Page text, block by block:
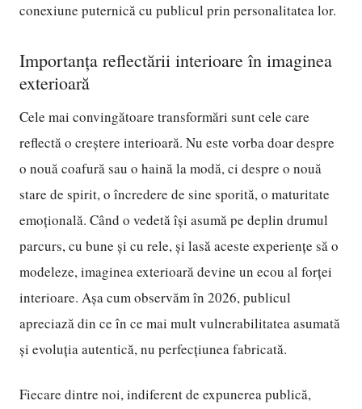
conexiune puternică cu publicul prin personalitatea lor.
Importanța reflectării interioare în imaginea
exterioară
Cele mai convingătoare transformări sunt cele care
reflectă o creștere interioară. Nu este vorba doar despre
o nouă coafură sau o haină la modă, ci despre o nouă
stare de spirit, o încredere de sine sporită, o maturitate
emoțională. Când o vedetă își asumă pe deplin drumul
parcurs, cu bune și cu rele, și lasă aceste experiențe să o
modeleze, imaginea exterioară devine un ecou al forței
interioare. Așa cum observăm în 2026, publicul
apreciază din ce în ce mai mult vulnerabilitatea asumată
și evoluția autentică, nu perfecțiunea fabricată.
Fiecare dintre noi, indiferent de expunerea publică,